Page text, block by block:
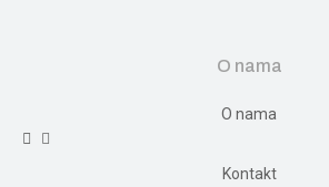
O nama
O nama
Kontakt